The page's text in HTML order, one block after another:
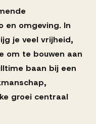
en omgeving. In
je veel vrijheid,
om te bouwen aan
baan bij een
groei centraal